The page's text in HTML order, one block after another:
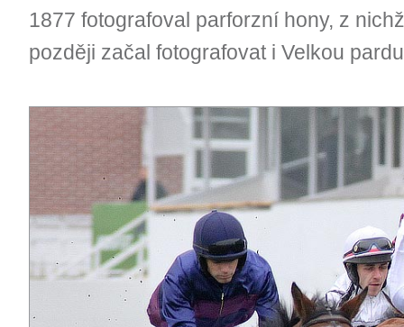
1877 fotografoval parforzní hony, z
později začal fotografovat i Velkou